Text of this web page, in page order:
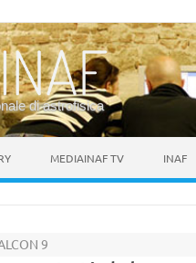
di astrofisica
MEDIAINAF TV INAF
9